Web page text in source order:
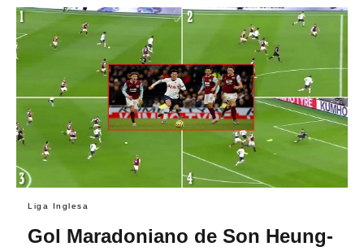
Liga Inglesa
Gol Maradoniano de Son Heung-